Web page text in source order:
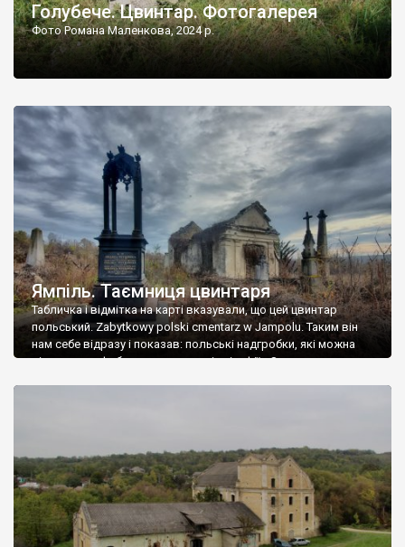
Голубече. Цвинтар. Фотогалерея
Фото Романа Маленкова, 2024 р.
Ямпіль. Таємниця цвинтаря
Табличка і відмітка на карті вказували, що цей цвинтар
польський. Zabytkowy polski cmentarz w Jampolu. Таким він
нам себе відразу і показав: польські надгробки, які можна
віднести до фабричних, польські епітафії… Загалом цвинтар